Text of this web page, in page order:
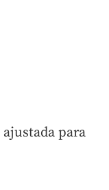
para